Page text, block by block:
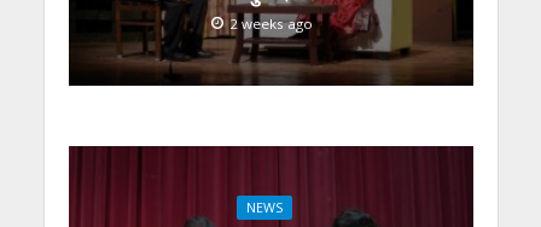
2 weeks ago
NEWS